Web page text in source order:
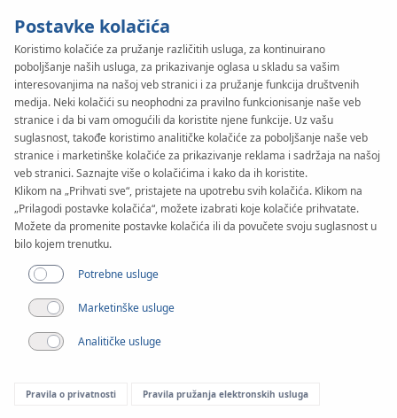
SYSTEMKAN-therm
PP Green
Postavke kolačića
Koristimo kolačiće za pružanje različitih usluga, za kontinuirano
poboljšanje naših usluga, za prikazivanje oglasa u skladu sa vašim
interesovanjima na našoj veb stranici i za pružanje funkcija društvenih
medija. Neki kolačići su neophodni za pravilno funkcionisanje naše veb
stranice i da bi vam omogućili da koristite njene funkcije. Uz vašu
suglasnost, takođe koristimo analitičke kolačiće za poboljšanje naše veb
stranice i marketinške kolačiće za prikazivanje reklama i sadržaja na našoj
veb stranici. Saznajte više o kolačićima i kako da ih koristite.
Klikom na „Prihvati sve“, pristajete na upotrebu svih kolačića. Klikom na
„Prilagodi postavke kolačića“, možete izabrati koje kolačiće prihvatate.
Možete da promenite postavke kolačića ili da povučete svoju suglasnost u
bilo kojem trenutku.
Potrebne usluge
Marketinške usluge
Analitičke usluge
Pravila o privatnosti Pravila pružanja elektronskih usluga